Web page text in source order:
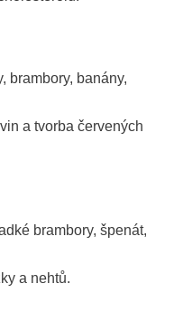
brambory, banány,
a tvorba červených
brambory, špenát,
a nehtů.